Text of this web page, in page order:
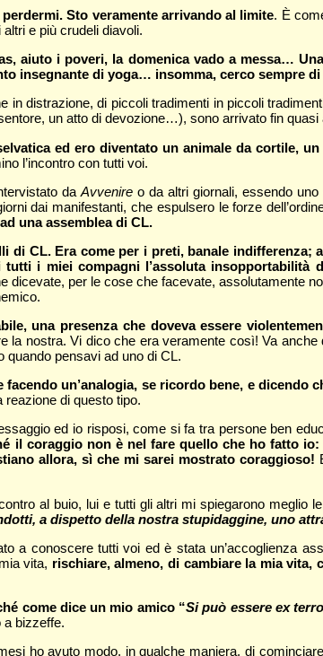
Sto veramente arrivando al limite. È
e più crudeli diavoli.
aiuto i poveri, la domenica vado a messa…
insegnante di yoga… insomma, cerco sempre
in distrazione, di piccoli tradimenti in piccoli
un atto di devozione…), sono arrivato fin
ed ero diventato un animale da cortile,
l’incontro con tutti voi.
daAvvenire o da altri giornali, essendo
dai manifestanti, che espulsero le forze
una assemblea di CL.
di CL. Era come per i preti, banale
i miei compagni l’assoluta insopportabilità
dicevate, per le cose che facevate, assolutamente
una presenza che doveva essere
la nostra. Vi dico che era veramente così! Va
quando pensavi ad uno di CL.
facendo un’analogia, se ricordo bene, e dicendo
reazione di questo tipo.
ed io risposi, come si fa tra persone ben
il coraggio non è nel fare quello che ho fatto
allora, sì che mi sarei mostrato coraggioso!
al buio, lui e tutti gli altri mi spiegarono meglio
a dispetto della nostra stupidaggine, uno
a conoscere tutti voi ed è stata un’accoglienza
vita, rischiare, almeno, di cambiare la mia vita,
come dice un mio amico “Si può essere ex
a bizzeffe.
ho avuto modo, in qualche maniera, di